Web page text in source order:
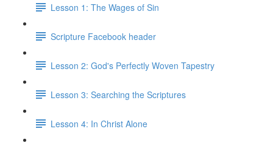
Lesson 1: The Wages of Sin
Scripture Facebook header
Lesson 2: God's Perfectly Woven Tapestry
Lesson 3: Searching the Scriptures
Lesson 4: In Christ Alone